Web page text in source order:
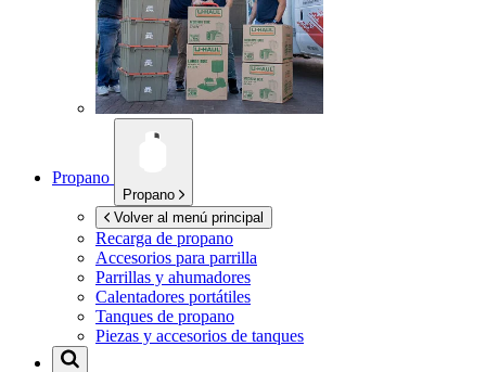
Propano
Propano
Volver al menú principal
Recarga de propano
Accesorios para parrilla
Parrillas y ahumadores
Calentadores portátiles
Tanques de propano
Piezas y accesorios de tanques